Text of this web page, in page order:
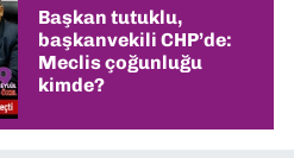
Başkan tutuklu,
başkanvekili CHP’de:
Meclis çoğunluğu
kimde?